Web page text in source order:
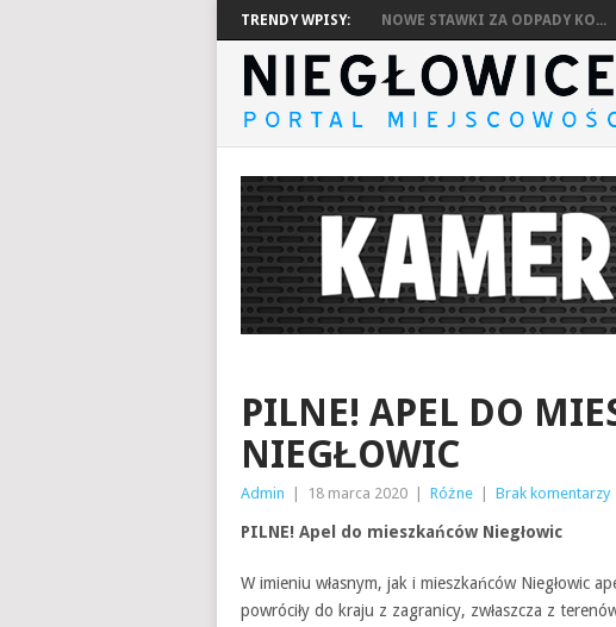
TRENDY WPISY: NOWE STAWKI ZA ODPADY KO...
PILNE! APEL DO
NIEGŁOWIC
Admin 18 marca 2020 Różne Brak komentarzy
PILNE! Apel do mieszkańców Niegłowic
W imieniu własnym, jak i mieszkańców Niegłowic
powróciły do kraju z zagranicy, zwłaszcza z